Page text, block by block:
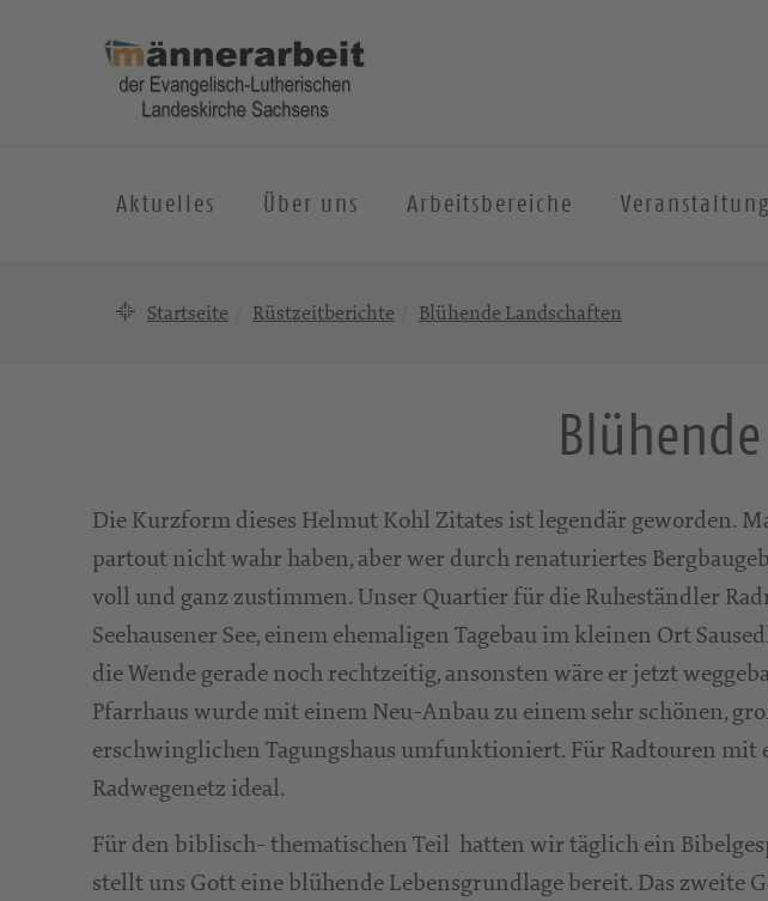
Aktuelles Über uns Arbeitsbereiche
Startseite Rüstzeitberichte Blühende Landschaften
Die Kurzform dieses Helmut Kohl Zitates ist legendär geworden.
partout nicht wahr haben, aber wer durch renaturiertes
voll und ganz zustimmen. Unser Quartier für die Ruheständler
Seehausener See, einem ehemaligen Tagebau im kleinen Ort
die Wende gerade noch rechtzeitig, ansonsten wäre er jetzt
Pfarrhaus wurde mit einem Neu-Anbau zu einem sehr schönen,
erschwinglichen Tagungshaus umfunktioniert. Für Radtouren mit
Radwegenetz ideal.
Für den biblisch- thematischen Teil hatten wir täglich ein
stellt uns Gott eine blühende Lebensgrundlage bereit. Das zweite